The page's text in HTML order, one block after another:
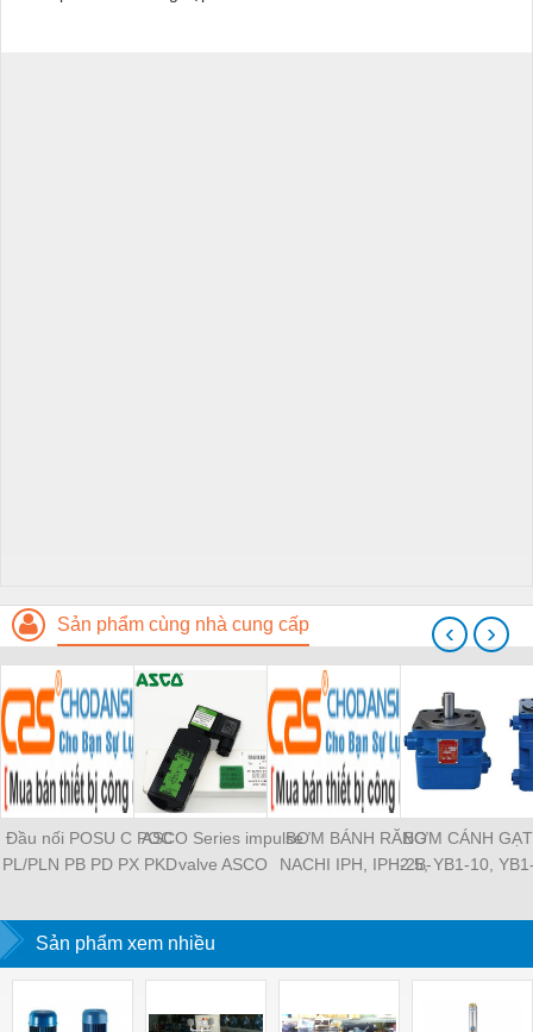
Sản phẩm cùng nhà cung cấp
Đầu nối POSU C POC
PL/PLN PB PD PX PKD
PLF PMF PTL SL SS
SCA SAFS SASF HVFS
HVSF PU PV PE PY
HVFF PLJ PYJ PP PG
ASCO Series impulse
valve ASCO
SCG353A044 ASCO
SCG353A047 ASCO
SCG353A050 ASCO
SXE353.060
BƠM BÁNH RĂNG
NACHI IPH, IPH-2B-
IPH-2A-5-11, IPH-5A-
IPH-5B-50-LT-11, IPH-
100-L-11, IPH-5A-40-
BƠM CÁNH
2.5, YB1-10,
100/16 YB1-
YB1-40/12 YB1-
‹ ›
Sản phẩm xem nhiều